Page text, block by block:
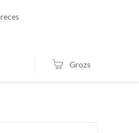
Grozs